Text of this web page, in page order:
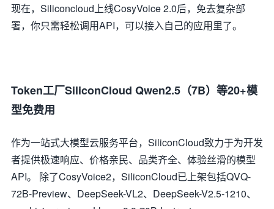
现在，Siliconcloud上线CosyVoice 2.0后，免去复杂部
署，你只需轻松调用API，可以接入自己的应用里了。
Token工厂SiliconCloud Qwen2.5（7B）等20+模
型免费用
作为一站式大模型云服务平台，SiliconCloud致力于为开发
者提供极速响应、价格亲民、品类齐全、体验丝滑的模型
API。 除了CosyVoice2，SiliconCloud已上架包括QVQ-
72B-Preview、DeepSeek-VL2、DeepSeek-V2.5-1210、